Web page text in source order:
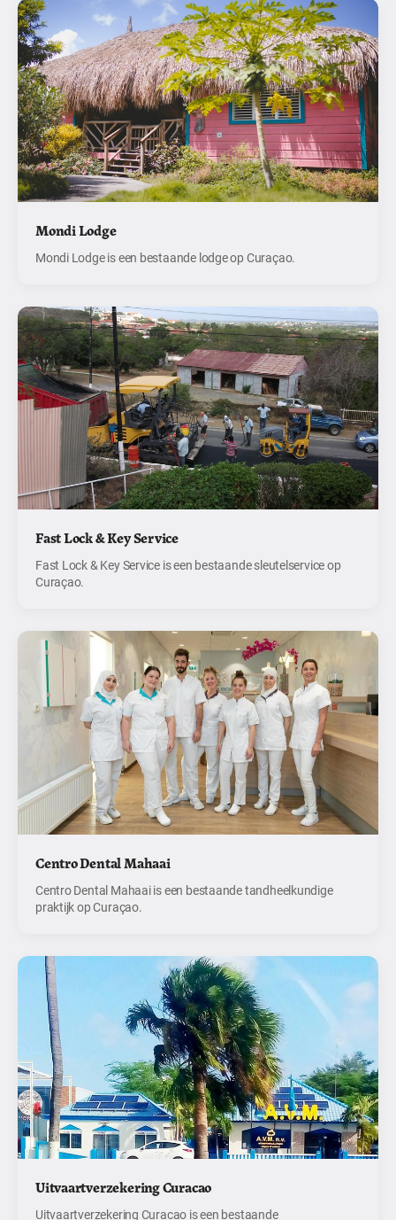
Mondi Lodge
Mondi Lodge is een bestaande lodge op Curaçao.
Fast Lock & Key Service
Fast Lock & Key Service is een bestaande sleutelservice op
Curaçao.
Centro Dental Mahaai
Centro Dental Mahaai is een bestaande tandheelkundige
praktijk op Curaçao.
Uitvaartverzekering Curacao
Uitvaartverzekering Curacao is een bestaande